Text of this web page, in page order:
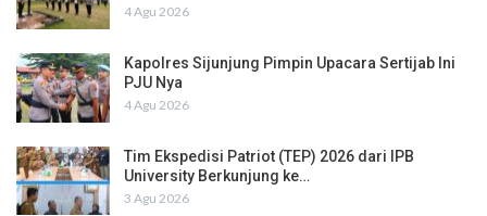
4 Agu 2026
Kapolres Sijunjung Pimpin Upacara Sertijab Ini
PJU Nya
4 Agu 2026
Tim Ekspedisi Patriot (TEP) 2026 dari IPB
University Berkunjung ke…
3 Agu 2026